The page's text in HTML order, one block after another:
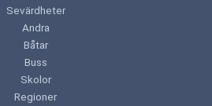
Sevärdheter
Andra
Båtar
Buss
Skolor
Regioner